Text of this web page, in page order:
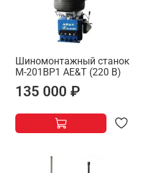
Шиномонтажный станок
M-201BP1 AE&T (220 В)
135 000 ₽